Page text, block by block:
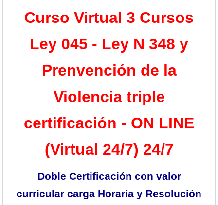
Curso Virtual 3 Cursos
Ley 045 - Ley N 348 y
Prenvención de la
Violencia triple
certificación - ON LINE
(Virtual 24/7) 24/7
Doble Certificación con valor
curricular carga Horaria y Resolución